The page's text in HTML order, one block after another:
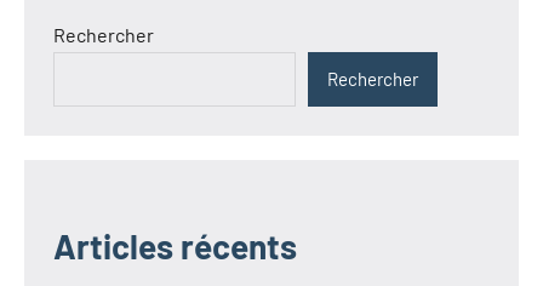
Rechercher
Rechercher
Articles récents